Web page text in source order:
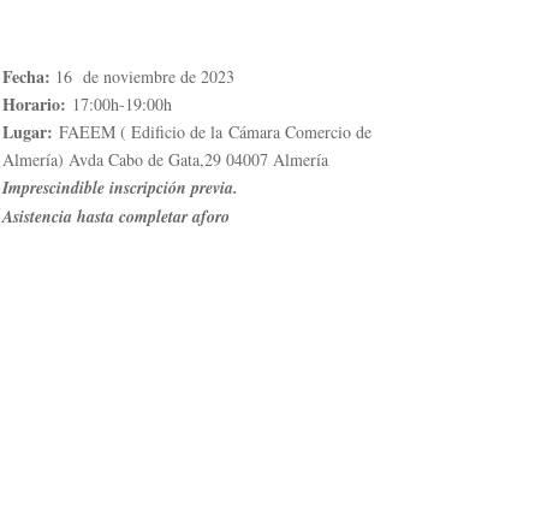
Fecha: 16 de noviembre de 2023
Horario: 17:00h-19:00h
Lugar: FAEEM ( Edificio de la Cámara Comercio de
Almería) Avda Cabo de Gata,29 04007 Almería
Imprescindible inscripción previa.
Asistencia hasta completar aforo